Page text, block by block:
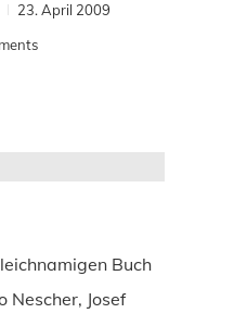
23. April 2009
Buch
Nescher, Josef